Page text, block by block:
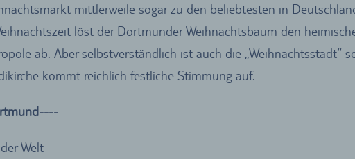
mittlerweile sogar zu den beliebtesten in
löst der Dortmunder Weihnachtsbaum den
ab. Aber selbstverständlich ist auch die „Weihnachtsstadt“
kommt reichlich festliche Stimmung auf.
Welt